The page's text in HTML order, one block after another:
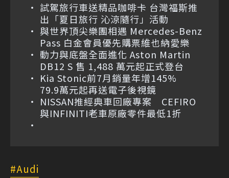
試駕旅行車送精品咖啡卡 台灣福斯推
出「夏日旅行 沁涼隨行」活動
與世界頂尖樂團相遇 Mercedes-Benz
Pass 白金會員優先購票維也納愛樂
動力與底盤全面進化 Aston Martin
DB12 S 售 1,488 萬元起正式登台
Kia Stonic前7月銷量年增145%
79.9萬元起再送電子後視鏡
NISSAN推經典車回廠專案 CEFIRO
與INFINITI老車原廠零件最低1折
Audi